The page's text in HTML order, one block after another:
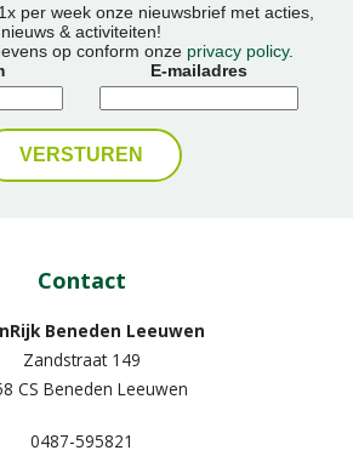
per week onze nieuwsbrief met acties,
nieuws & activiteiten!
op conform onze privacy policy.
E-mailadres
Contact
Beneden Leeuwen​
Zandstraat 149
CS Beneden Leeuwen
0487-595821